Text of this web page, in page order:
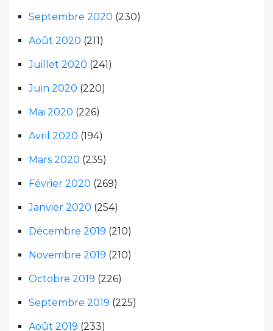
Septembre 2020 (230)
Août 2020 (211)
Juillet 2020 (241)
Juin 2020 (220)
Mai 2020 (226)
Avril 2020 (194)
Mars 2020 (235)
Février 2020 (269)
Janvier 2020 (254)
Décembre 2019 (210)
Novembre 2019 (210)
Octobre 2019 (226)
Septembre 2019 (225)
Août 2019 (233)